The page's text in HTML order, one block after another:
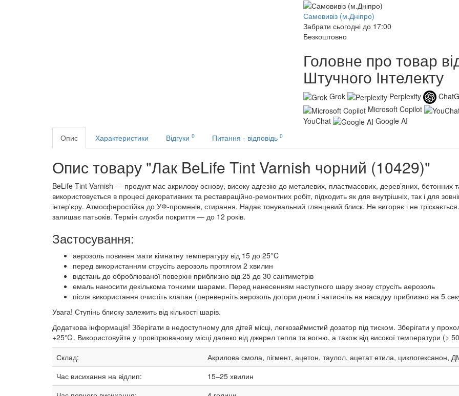
Самовивіз (м.Дніпро)
Забрати сьогодні до 17:00
Безкоштовно
Головне про товар
Штучного Інтелекту
Grok Perplexity
Microsoft Copilot
YouChat
Google AI
Опис Характеристики Відгуки 0 Питання - відповідь 0
Опис товару "Лак BeLife Tint Varnish чорний (10429)"
BeLife Tint Varnish — продукт має акрилову основу, високу адгезію до металевих, пластмасових, дерев’яних, бетонних
використовується в процесі декоративних та реставраційно-ремонтних робіт, підходить як для внутрішніх, так і для
інтер'єру. Атмосферостійка до УФ-променів, стирання. Надає тонувальний глянцевий блиск. Не вигоряє і не
залишає патьоків. Термін служби покриття — до 12 років.
Застосування:
аерозоль повинен мати кімнатну температуру від 15 до 25°C
перед використанням струсіть аерозоль протягом 2 хвилин
відстань до оброблюваної поверхні приблизно від 25 до 30 сантиметрів
емаль наносити декількома тонкими шарами. Перед нанесенням наступного шару знову струсіть аерозоль
після використання очистіть клапан (переверніть аерозоль догори дном і натисніть на насадку приблизно на 5
Увага! Ступінь блиску залежить від кількості шарів.
Додаткова інформація! Зберігати в недоступному для дітей місці, легкозаймистий дозатор під тиском. Зберігати у
+25℃. Використовуйте у провітрюваному місці далеко від джерел тепла та вогню, а також від високої температури (>
Склад:
Акрилова смола, пігмент, ацетон, таулол, ацетат етила, циклогексанон,
Час висихання на відлип:
15–25 хвилин